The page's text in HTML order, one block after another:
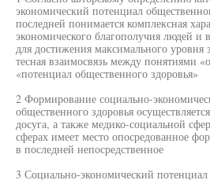
экономический потенциал
последней понимается комплексная
экономического благополучия людей и
для достижения максимального уровня
тесная взаимосвязь между понятиями
«потенциал общественного здоровья»
2 Формирование социально-
общественного здоровья
досуга, а также медико-социальной
сферах имеет место опосредованное
в последней непосредственное
3 Социально-экономический